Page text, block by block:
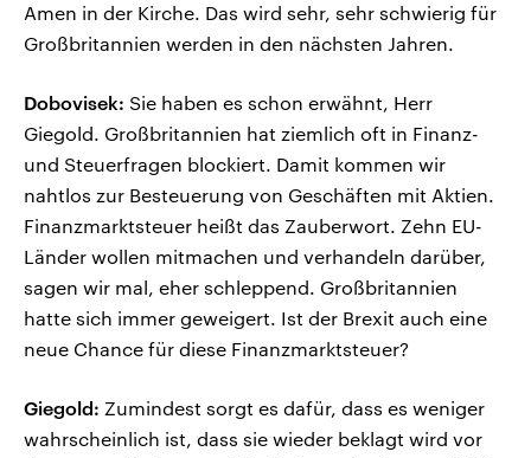
Amen in der Kirche. Das wird sehr, sehr schwierig für
Großbritannien werden in den nächsten Jahren.
Dobovisek: Sie haben es schon erwähnt, Herr
Giegold. Großbritannien hat ziemlich oft in Finanz-
und Steuerfragen blockiert. Damit kommen wir
nahtlos zur Besteuerung von Geschäften mit Aktien.
Finanzmarktsteuer heißt das Zauberwort. Zehn EU-
Länder wollen mitmachen und verhandeln darüber,
sagen wir mal, eher schleppend. Großbritannien
hatte sich immer geweigert. Ist der Brexit auch eine
neue Chance für diese Finanzmarktsteuer?
Giegold: Zumindest sorgt es dafür, dass es weniger
wahrscheinlich ist, dass sie wieder beklagt wird vor